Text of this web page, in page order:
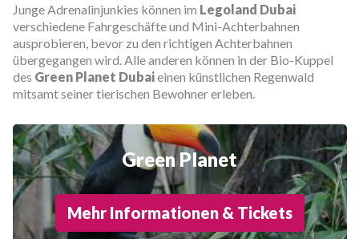
Junge Adrenalinjunkies können im Legoland Dubai
verschiedene Fahrgeschäfte und Mini-Achterbahnen
ausprobieren, bevor zu den richtigen Achterbahnen
übergegangen wird. Alle anderen können in der Bio-Kuppel
des Green Planet Dubaieinen künstlichen Regenwald
mitsamt seiner tierischen Bewohner erleben.
Green Planet
Mehr Informationen & Tickets